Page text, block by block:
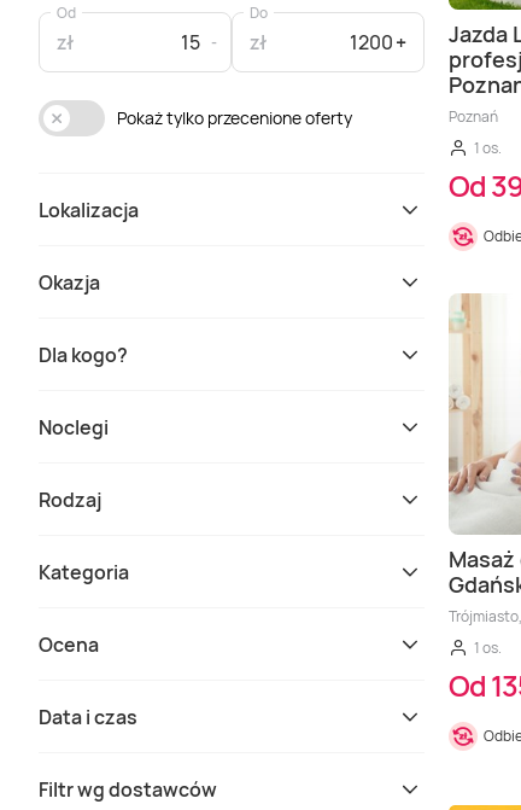
Od
zł
Do
zł
Pokaż tylko przecenione oferty
Lokalizacja
Okazja
Dla kogo?
Noclegi
Rodzaj
Kategoria
Ocena
Data i czas
Filtr wg dostawców
Jazda
Poznań
1 os.
Od
1 os.
Od